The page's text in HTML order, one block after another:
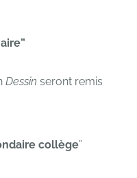
Dessin seront remis
collège”